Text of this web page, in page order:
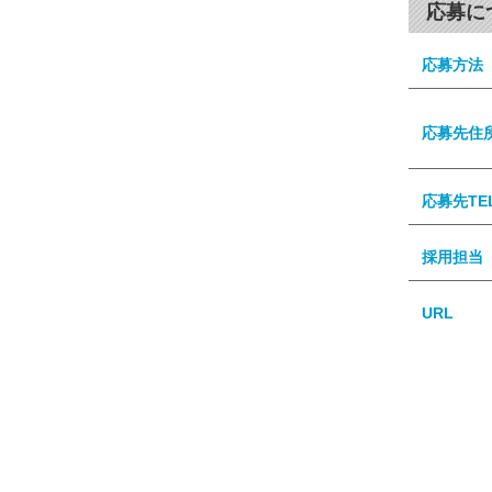
応募に
応募方法
応募先住
応募先
採用担当
URL